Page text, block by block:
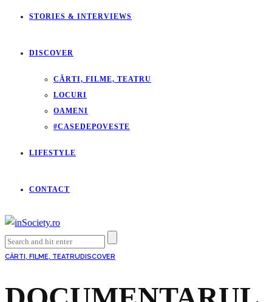
STORIES & INTERVIEWS
DISCOVER
CĂRTI, FILME, TEATRU
LOCURI
OAMENI
#CASEDEPOVESTE
LIFESTYLE
CONTACT
CĂRTI, FILME, TEATRUDISCOVER